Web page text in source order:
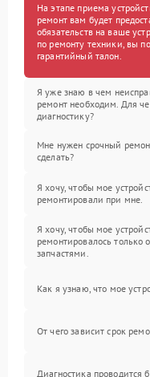
На этапе приема
ремонт вам будет
обязательств на ваше
по ремонту техники, вы
гарантийный талон.
Я уже знаю в чем
ремонт необходим. Для
диагностику?
Мне нужен срочный
сделать?
Я хочу, чтобы мое
ремонтировали при мне.
Я хочу, чтобы мое
ремонтировалось только
запчастями.
Как я узнаю, что мое
От чего зависит срок
Диагностика проводится